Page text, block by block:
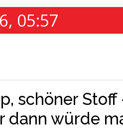
05:57
schöner
dann würde